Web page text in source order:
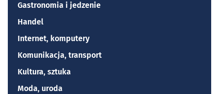
Gastronomia i jedzenie
Handel
Internet, komputery
Komunikacja, transport
Kultura, sztuka
Moda, uroda